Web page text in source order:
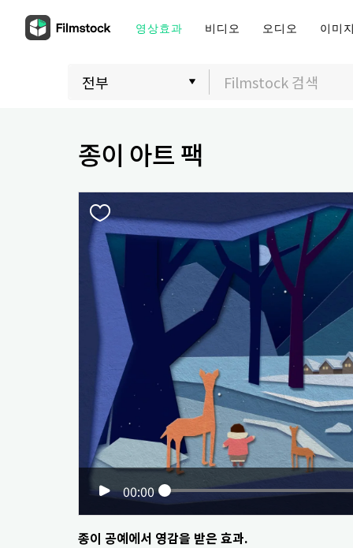
영상효과 비디오 오디오 이미
종이 아트 팩
00:00
종이 공예에서 영감을 받은 효과.